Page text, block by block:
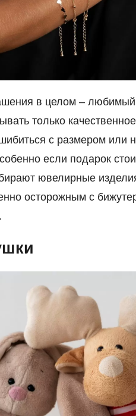
в целом –
только
с размером или
если подарок
ювелирные
осторожным с